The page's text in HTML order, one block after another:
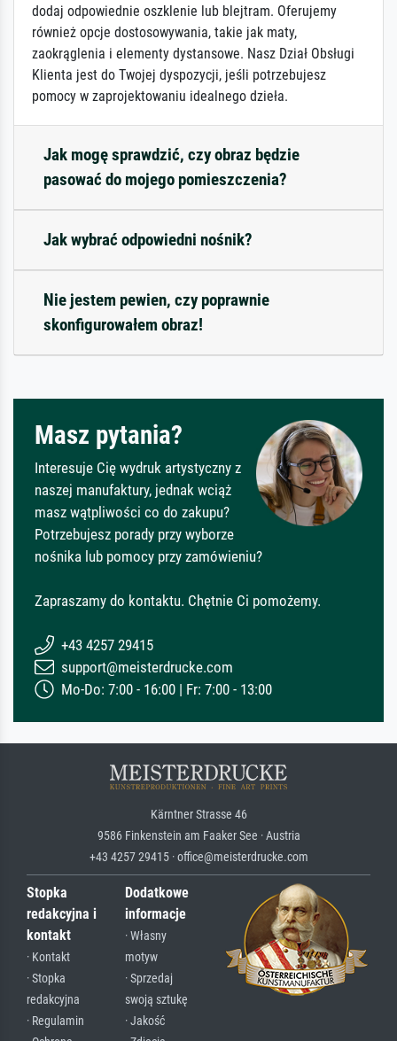
dodaj odpowiednie oszklenie lub blejtram. Oferujemy
również opcje dostosowywania, takie jak maty,
zaokrąglenia i elementy dystansowe. Nasz Dział Obsługi
Klienta jest do Twojej dyspozycji, jeśli potrzebujesz
pomocy w zaprojektowaniu idealnego dzieła.
Jak mogę sprawdzić, czy obraz będzie
pasować do mojego pomieszczenia?
Jak wybrać odpowiedni nośnik?
Nie jestem pewien, czy poprawnie
skonfigurowałem obraz!
Masz pytania?
Interesuje Cię wydruk artystyczny z
naszej manufaktury, jednak wciąż
masz wątpliwości co do zakupu?
Potrzebujesz porady przy wyborze
nośnika lub pomocy przy zamówieniu?
Zapraszamy do kontaktu. Chętnie Ci pomożemy.
+43 4257 29415
support@meisterdrucke.com
Mo-Do: 7:00 - 16:00 | Fr: 7:00 - 13:00
Kärntner Strasse 46
9586 Finkenstein am Faaker See · Austria
+43 4257 29415 · office@meisterdrucke.com
Stopka
redakcyjna i
kontakt
· Kontakt
· Stopka
redakcyjna
· Regulamin
Dodatkowe
informacje
· Własny
motyw
· Sprzedaj
swoją sztukę
· Jakość